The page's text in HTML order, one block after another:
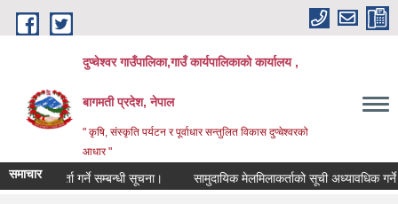
Skip to main content
दुप्चेश्वर गाउँपालिका,गाउँ कार्यपालिकाको कार्यालय ,
बागमती प्रदेश, नेपाल
" कृषि, संस्कृति पर्यटन र पूर्वाधार सन्तुलित विकास दुप्चेश्वरको
आधार "
समाचार
सूची दर्ता गर्ने सम्बन्धी सूचना। सामुदायिक मेलमिलाकर्ताको सूची अध्यावधिक गर्ने